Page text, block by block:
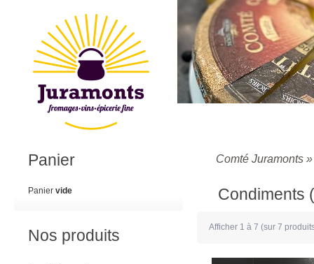
Comté Juramonts
Condiments
Afficher 1 à 7 (sur 7
Panier
Panier vide
Nos produits